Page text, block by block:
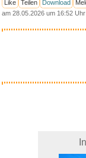
Like Teilen Download
am 28.05.2026 um 16:52 Uhr